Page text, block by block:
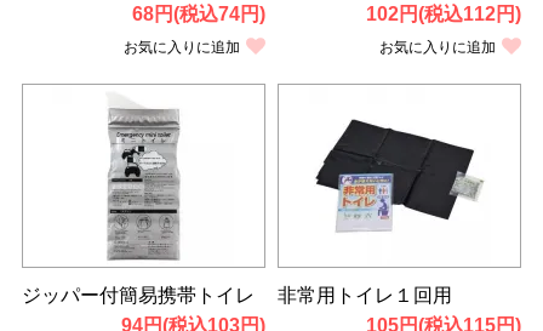
68円(税込74円)
お気に入りに追加
102円(税込112円)
お気に入りに追加
ジッパー付簡易携帯トイレ
94円(税込103円)
非常用トイレ１回用
105円(税込115円)